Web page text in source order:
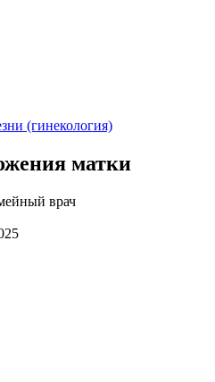
(гинекология)
матки
врач